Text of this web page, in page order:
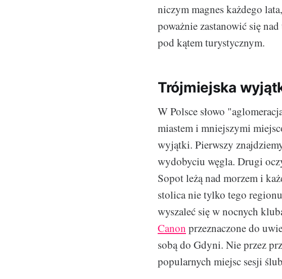
niczym magnes każdego
poważnie zastanowić się
pod kątem turystycznym.
Trójmiejska
W Polsce słowo
miastem i mniejszymi
wyjątki. Pierwszy
wydobyciu węgla. Drugi
Sopot leżą nad morzem i
stolica nie tylko tego
wyszaleć się w nocnych
Canon przeznaczone do
sobą do Gdyni. Nie przez
popularnych miejsc sesji